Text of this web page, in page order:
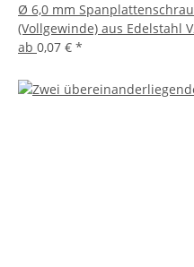
Ø 6,0 mm
(Vollgewinde) aus Edelstahl
ab 0,07 € *